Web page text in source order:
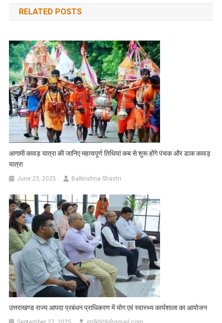
RELATED POSTS
आगामी कावड़ यात्रा की जानिए महत्वपूर्ण तिथियां कब से शुरू होंगे पंचक और डाक कावड़
यात्रा
June 23, 2025 Balkrishna Shastri
उत्तराखण्ड राज्य आपदा प्रबंधन प्राधिकरण में योग एवं स्वास्थ्य कार्यशाला का आयोजन